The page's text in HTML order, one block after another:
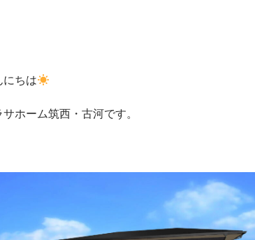
にちは
サホーム筑西・古河です。